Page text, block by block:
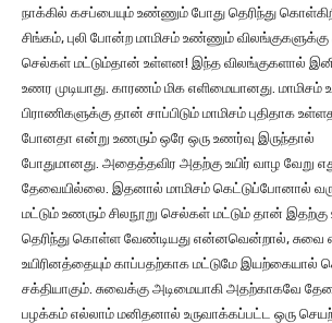
நாக்கில் கசப்பையும் உண்ணும் போது தெரிந்து
சிங்கம், புலி போன்ற மாமிசம் உண்ணும் விலங்குகளுக்கு
செல்கள் மட்டும்தான் உள்ளன! இந்த விலங்குகளால்
உணர முடியாது. காரணம் மிக எளிமையானது.
பிராணிகளுக்கு தான் சாப்பிடும் மாமிசம் புதிதாக
போனதா என்று உணரும் ஒரே ஒரு உணர்வு இருந்தால்
போதுமானது. அதைத்தவிர அதற்கு உயிர் வாழ வேறு
தேவையில்லை. இதனால் மாமிசம் கெட்டுப்போனால்
மட்டும் உணரும் சிலநூறு செல்கள் மட்டும் தான்
தெரிந்து கொள்ள வேண்டியது என்னவென்றால், சுவை
உயிரினத்தையும் காப்பதற்காக மட்டுமே இயற்கையால்
சக்தியாகும். சுவைக்கு அடிமையாகி அதற்காகவே
பழக்கம் எல்லாம் மனிதனால் உருவாக்கப்பட்ட ஒரு